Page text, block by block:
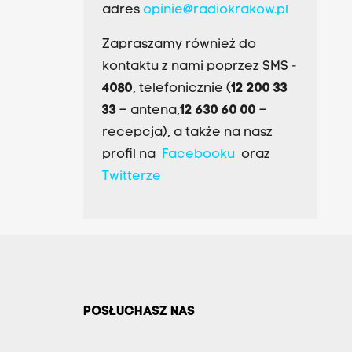
adres opinie@radiokrakow.pl
Zapraszamy również do
kontaktu z nami poprzez SMS -
4080, telefonicznie (12 200 33
33– antena,12 630 60 00 –
recepcja), a także na nasz
profil na Facebookuoraz
Twitterze
POSŁUCHASZ NAS